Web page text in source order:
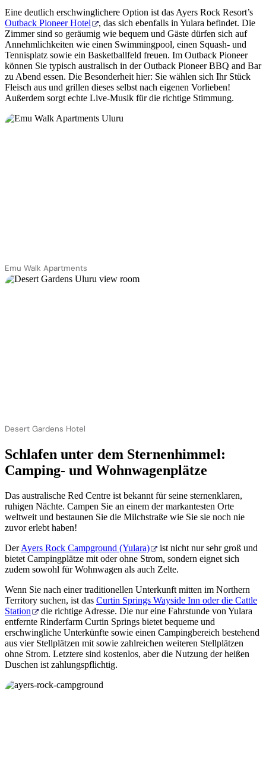
Eine deutlich erschwinglichere Option ist das Ayers Rock Resort’s
Outback Pioneer Hotel
, das sich ebenfalls in Yulara befindet. Die
Zimmer sind so geräumig wie bequem und Gäste dürfen sich auf
Annehmlichkeiten wie einen Swimmingpool, einen Squash- und
Tennisplatz sowie ein Basketballfeld freuen. Im Outback Pioneer
können Sie typisch australisch in der Outback Pioneer BBQ and Bar
zu Abend essen. Die Besonderheit hier: Sie wählen sich Ihr Stück
Fleisch aus und grillen dieses selbst nach eigenen Vorlieben!
Außerdem sorgt echte Live-Musik für die richtige Stimmung.
Emu Walk Apartments
Desert Gardens Hotel
Schlafen unter dem Sternenhimmel:
Camping- und Wohnwagenplätze
Das australische Red Centre ist bekannt für seine sternenklaren,
ruhigen Nächte. Campen Sie an einem der markantesten Orte
weltweit und bestaunen Sie die Milchstraße wie Sie sie noch nie
zuvor erlebt haben!
DerAyers Rock Campground (Yulara)
ist nicht nur sehr groß und
bietet Campingplätze mit oder ohne Strom, sondern eignet sich
zudem sowohl für Wohnwagen als auch Zelte.
Wenn Sie nach einer traditionellen Unterkunft mitten im Northern
Territory suchen, ist das Curtin Springs Wayside Inn oder die Cattle
Station
die richtige Adresse. Die nur eine Fahrstunde von Yulara
entfernte Rinderfarm Curtin Springs bietet bequeme und
erschwingliche Unterkünfte sowie einen Campingbereich bestehend
aus vier Stellplätzen mit sowie zahlreichen weiteren Stellplätzen
ohne Strom. Letztere sind kostenlos, aber die Nutzung der heißen
Duschen ist zahlungspflichtig.